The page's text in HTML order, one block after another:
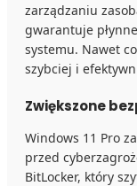
zarządzaniu
gwarantuje
systemu. Nawet
szybciej i
Zwiększone
Windows 11 Pro
przed
BitLocker, który